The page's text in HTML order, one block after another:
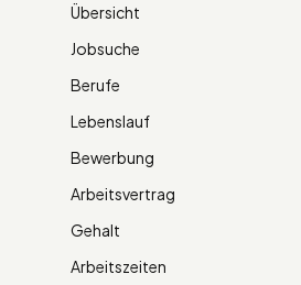
Übersicht
Jobsuche
Berufe
Lebenslauf
Bewerbung
Arbeitsvertrag
Gehalt
Arbeitszeiten